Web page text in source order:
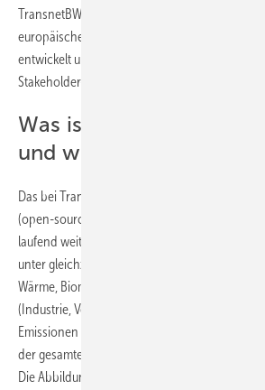
TransnetBW und Austrian Power Grid (APG)
europäisches Energiesystemmodell (ESM) als
entwickelt und in verschiedenen Studien und
Stakeholder-Prozessen eingesetzt.
Was ist ein
und wie funktioniert es?
Das bei TransnetBW und APG eingesetzte ESM,
(open-source) und wird von den beiden
laufend weiterentwickelt. Das ESM bildet das
unter gleichzeitiger Betrachtung aller
Wärme, Biomassen, Flüssigkraftstoffe) sowie
(Industrie, Verkehr, Haushalte und
Emissionen ab. So können die Effekte der
der gesamten Wertschöpfungskette im Modell
Die Abbildung zeigt exemplarisch, wie ein